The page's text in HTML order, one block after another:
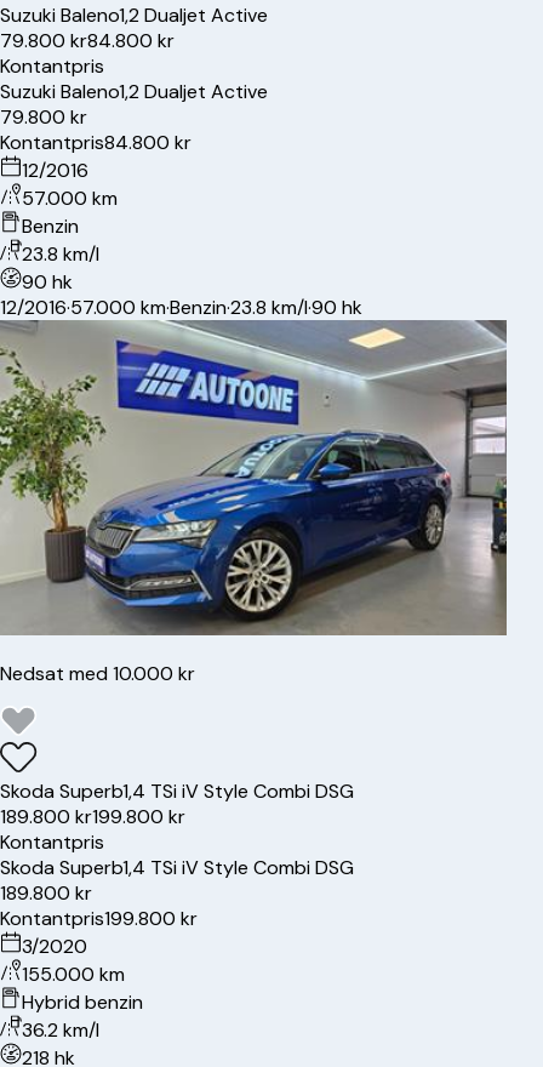
SuzukiBaleno1,2 Dualjet Active
79.800 kr84.800 kr
Kontantpris
SuzukiBaleno1,2 Dualjet Active
79.800 kr
Kontantpris84.800 kr
12/2016
57.000 km
Benzin
23.8 km/l
90 hk
12/2016·57.000 km·Benzin·23.8 km/l·90 hk
Nedsat med 10.000 kr
SkodaSuperb1,4 TSi iV Style Combi DSG
189.800 kr199.800 kr
Kontantpris
SkodaSuperb1,4 TSi iV Style Combi DSG
189.800 kr
Kontantpris199.800 kr
3/2020
155.000 km
Hybrid benzin
36.2 km/l
218 hk